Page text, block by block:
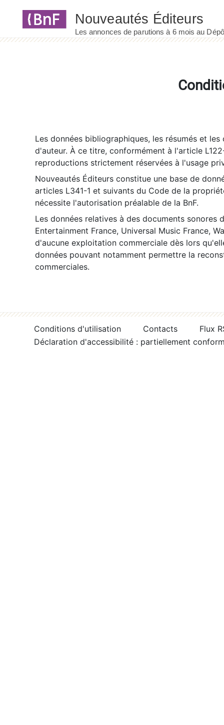
Les données bibliographiques, les résumés et
d'auteur. À ce titre, conformément à l'article
reproductions strictement réservées à l'usage
Nouveautés Éditeurs constitue une base de
articles L341-1 et suivants du Code de la
nécessite l'autorisation préalable de la BnF.
Les données relatives à des documents sonores
Entertainment France, Universal Music France,
d'aucune exploitation commerciale dès lors
données pouvant notamment permettre la
commerciales.
Conditions d'utilisation Contacts
Flux
Déclaration d'accessibilité : partiellement